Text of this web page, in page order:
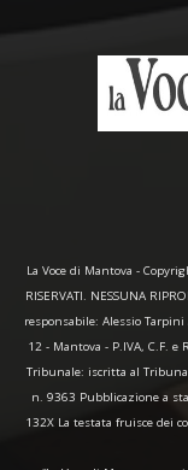
La Voce di Mantova -
RISERVATI. NESSUNA
responsabile: Alessio
12 - Mantova - P.IVA, C.F.
Tribunale: iscritta al
n. 9363 Pubblicazione a
132X La testata fruisce dei